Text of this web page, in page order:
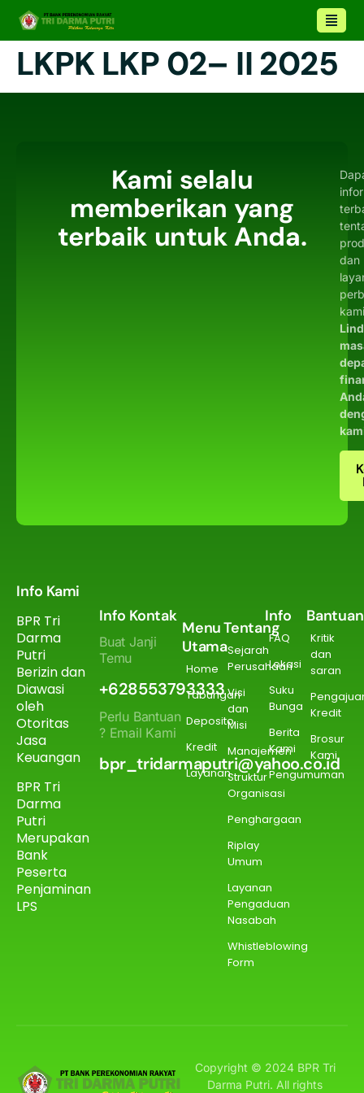
LKPK LKP 02– II 2025
Kami selalu
memberikan yang
terbaik untuk Anda.
dan
Info Kami
BPR Tri
Darma
Putri
Berizin dan
Diawasi
oleh
Otoritas
Jasa
Keuangan
BPR Tri
Darma
Putri
Merupakan
Bank
Peserta
Penjaminan
LPS
Info Kontak
Buat Janji
Temu
+628553793333
Perlu Bantuan
? Email Kami
bpr_tridarmaputri@yahoo.co.id
Menu
Utama
Home
Tabungan
Deposito
Kredit
Layanan
Tentang
Sejarah
Perusahaan
Visi
dan
Misi
Manajemen
Struktur
Organisasi
Penghargaan
Riplay
Umum
Layanan
Pengaduan
Nasabah
Whistleblowing
Form
Info
FAQ
Lokasi
Suku
Bunga
Berita
Kami
Pengumuman
Bantuan
Kritik
dan
saran
Kredit
Brosur
Kami
Copyright © 2024 BPR Tri
Darma Putri. All rights